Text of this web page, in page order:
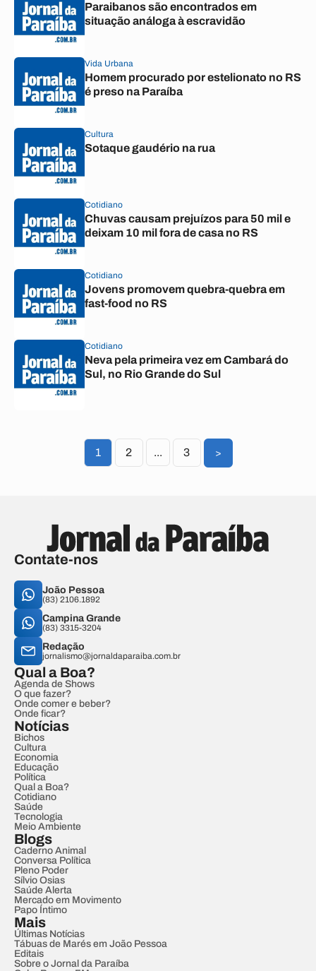
Paraibanos são encontrados em
situação análoga à escravidão
Vida Urbana
Homem procurado por estelionato no RS
é preso na Paraíba
Cultura
Sotaque gaudério na rua
Cotidiano
Chuvas causam prejuízos para 50 mil e
deixam 10 mil fora de casa no RS
Cotidiano
Jovens promovem quebra-quebra em
fast-food no RS
Cotidiano
Neva pela primeira vez em Cambará do
Sul, no Rio Grande do Sul
1 2 ... 3 >
Contate-nos
João Pessoa
(83) 2106.1892
Campina Grande
(83) 3315-3204
Redação
jornalismo@jornaldaparaiba.com.br
Qual a Boa?
Agenda de Shows
O que fazer?
Onde comer e beber?
Onde ficar?
Notícias
Bichos
Cultura
Economia
Educação
Política
Qual a Boa?
Cotidiano
Saúde
Tecnologia
Meio Ambiente
Blogs
Caderno Animal
Conversa Política
Pleno Poder
Sílvio Osias
Saúde Alerta
Mercado em Movimento
Papo Íntimo
Mais
Últimas Notícias
Tábuas de Marés em João Pessoa
Editais
Sobre o Jornal da Paraíba